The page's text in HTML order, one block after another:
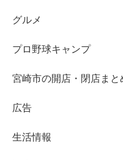
グルメ
プロ野球キャンプ
宮崎市の開店・閉店まと
広告
生活情報